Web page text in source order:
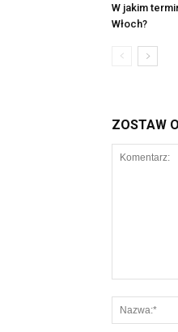
W jakim
Włoch?
ZOSTAW